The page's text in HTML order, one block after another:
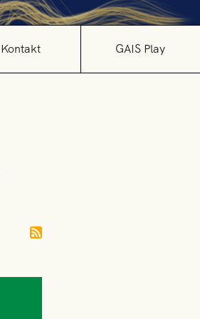
Kontakt GAIS Play